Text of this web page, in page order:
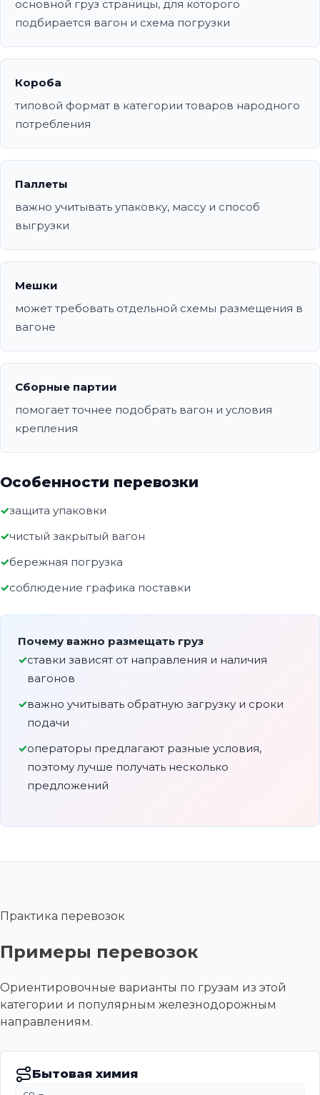
основной груз страницы, для которого
подбирается вагон и схема погрузки
Короба
типовой формат в категории товаров народного
потребления
Паллеты
важно учитывать упаковку, массу и способ
выгрузки
Мешки
может требовать отдельной схемы размещения в
вагоне
Сборные партии
помогает точнее подобрать вагон и условия
крепления
Особенности перевозки
защита упаковки
чистый закрытый вагон
бережная погрузка
соблюдение графика поставки
Почему важно размещать груз
ставки зависят от направления и наличия
вагонов
важно учитывать обратную загрузку и сроки
подачи
операторы предлагают разные условия,
поэтому лучше получать несколько
предложений
Практика перевозок
Примеры перевозок
Ориентировочные варианты по грузам из этой
категории и популярным железнодорожным
направлениям.
Бытовая химия